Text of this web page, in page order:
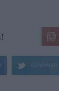
CONDIVIDI